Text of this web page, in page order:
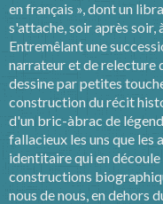
en français », dont un
s'attache, soir après
Entremêlant une
narrateur et de relecture
dessine par petites
construction du récit
d'un bric-àbrac de
fallacieux les uns que les
identitaire qui en
constructions
nous de nous, en dehors